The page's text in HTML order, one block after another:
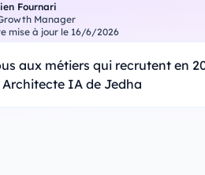
Fournari
Manager
mise à jour le 16/6/2026
aux métiers qui recrutent en
Architecte IA de Jedha